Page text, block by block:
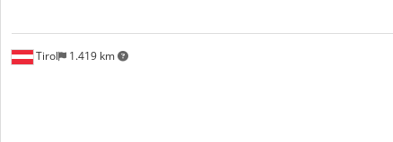
principal de alto rendimiento Construcción robusta para
compacto que requiere poco espacio Control CNC fácil
Tirol 1.419 km